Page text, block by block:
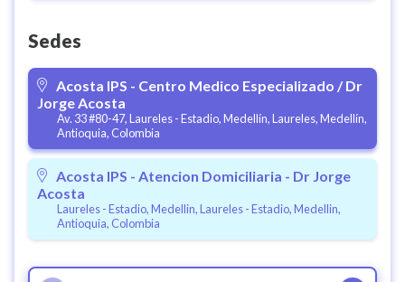
Sedes
Acosta IPS - Centro Medico Especializado / Dr
Jorge Acosta
Av. 33 #80-47, Laureles - Estadio, Medellín, Laureles, Medellín,
Antioquia, Colombia
Acosta IPS - Atencion Domiciliaria - Dr Jorge
Acosta
Laureles - Estadio, Medellin, Laureles - Estadio, Medellin,
Antioquia, Colombia